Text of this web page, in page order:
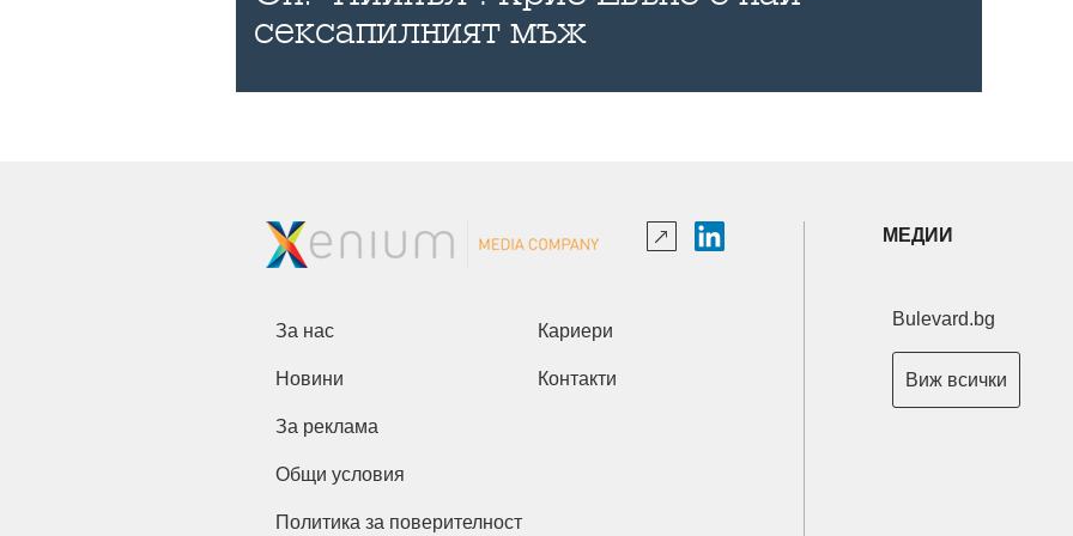
сексапилният мъж
За нас Кариери
Новини Контакти
За реклама
Общи условия
Политика за поверителност
МЕДИИ
Bulevard.bg
Виж всички